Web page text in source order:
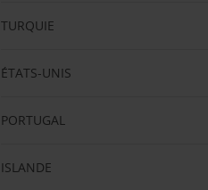
TURQUIE
ÉTATS-UNIS
PORTUGAL
ISLANDE